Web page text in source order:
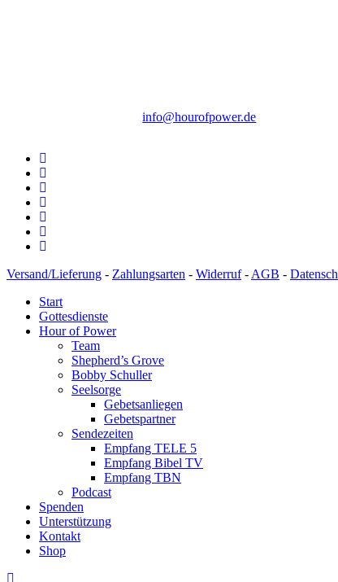
E-Mail:info@hourofpower.de
Versand/Lieferung - Zahlungsarten - Widerruf- AGB -
Start
Gottesdienste
Hour of Power
Team
Shepherd’s Grove
Bobby Schuller
Seelsorge
Gebetsanliegen
Gebetspartner
Sendezeiten
Empfang TELE 5
Empfang Bibel TV
Empfang TBN
Podcast
Spenden
Unterstützung
Kontakt
Shop